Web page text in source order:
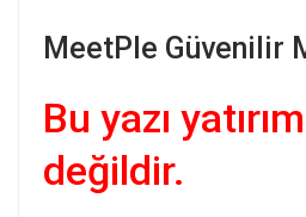
MeetPle Güvenilir
Bu yazı
değildir.